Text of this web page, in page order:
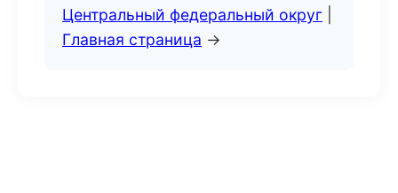
Центральный федеральный округ
Главная страница →